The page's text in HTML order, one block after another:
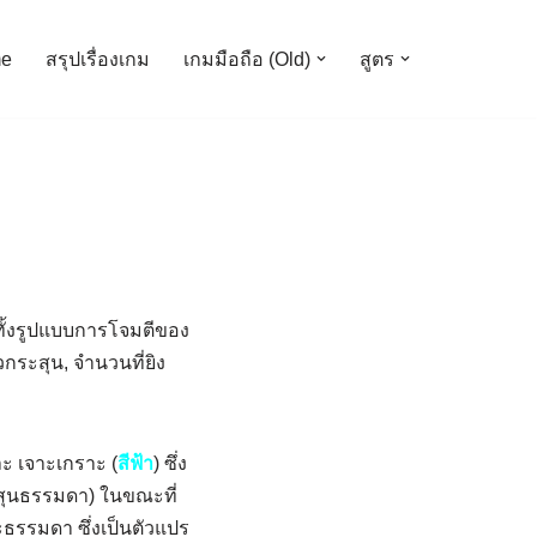
สรุปเรื่องเกม เกมมือถือ (Old) สูตร
งรูปแบบการโจมตีของ
ระสุน, จำนวนที่ยิง
เจาะเกราะ (สีฟ้า) ซึ่ง
นธรรมดา) ในขณะที่
ธรรมดา ซึ่งเป็นตัวแปร